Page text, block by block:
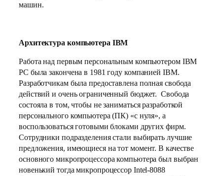
машин.
Архитектура компьютера IBM
Работа над первым персональным компьютером IBM
PC была закончена в 1981 году компанией IBM.
Разработчикам была предоставлена полная свобода
действий и очень ограниченный бюджет. Свобода
состояла в том, чтобы не заниматься разработкой
персонального компьютера (ПК) «с нуля», а
воспользоваться готовыми блоками других фирм.
Сотрудники подразделения стали выбирать лучшие
предложения, имеющиеся на тот момент. В качестве
основного микропроцессора компьютера был выбран
новенький тогда микропроцессор Intel-8088